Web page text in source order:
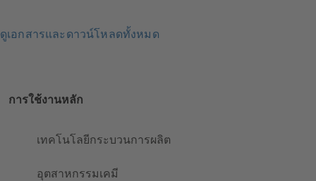
ดูเอกสารและดาวน์โหลดทั้งหมด
การใช้งานหลัก
เทคโนโลยีกระบวนการผลิต
อุตสาหกรรมเคมี